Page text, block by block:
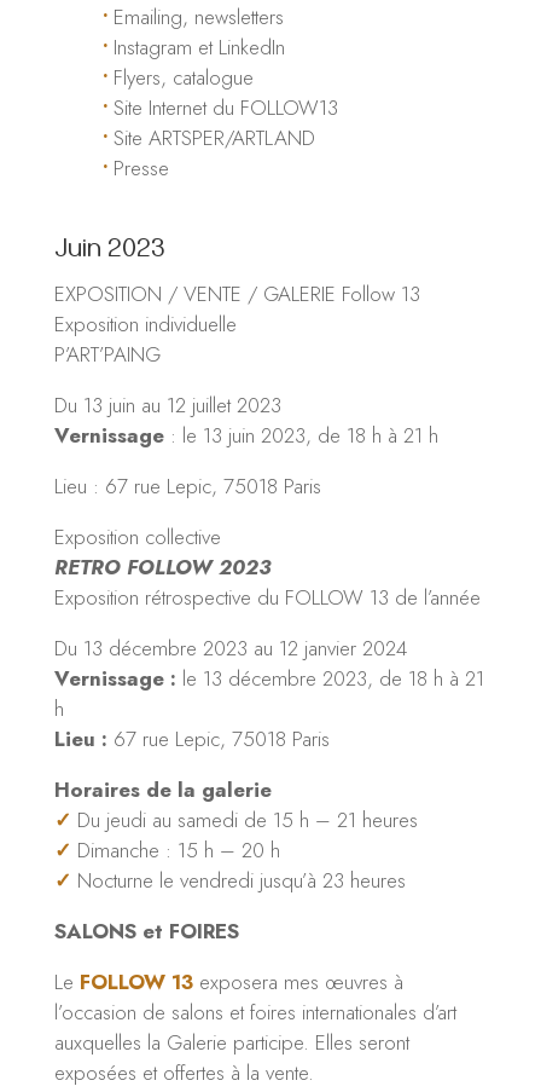
•Emailing, newsletters
•Instagram et LinkedIn
•Flyers, catalogue
•Site Internet du FOLLOW13
•Site ARTSPER/ARTLAND
•Presse
Juin 2023
EXPOSITION / VENTE / GALERIE Follow 13
Exposition individuelle
P’ART’PAING
Du 13 juin au 12 juillet 2023
Vernissage: le 13 juin 2023, de 18 h à 21 h
Lieu : 67 rue Lepic, 75018 Paris
Exposition collective
RETRO FOLLOW 2023
Exposition rétrospective du FOLLOW 13 de l’année
Du 13 décembre 2023 au 12 janvier 2024
Vernissage : le 13 décembre 2023, de 18 h à 21
h
Lieu : 67 rue Lepic, 75018 Paris
Horaires de la galerie
✓ Du jeudi au samedi de 15 h – 21 heures
✓ Dimanche : 15 h – 20 h
✓ Nocturne le vendredi jusqu’à 23 heures
SALONS et FOIRES
Le FOLLOW 13exposera mes œuvres à
l’occasion de salons et foires internationales d’art
auxquelles la Galerie participe. Elles seront
exposées et offertes à la vente.